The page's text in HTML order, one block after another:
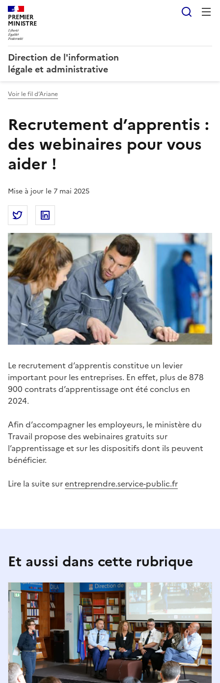
PREMIER
MINISTRE
Direction de l'information
légale et administrative
Voir le fil d’Ariane
Recrutement d’apprentis :
des webinaires pour vous
aider !
Mise à jour le 7 mai 2025
Partager la page
Partager Recrutement d’apprentis : des
Le recrutement d’apprentis constitue un levier
important pour les entreprises. En effet, plus de 878
900 contrats d’apprentissage ont été conclus en
2024.
Afin d’accompagner les employeurs, le ministère du
Travail propose des webinaires gratuits sur
l’apprentissage et sur les dispositifs dont ils peuvent
bénéficier.
Lire la suite surentreprendre.service-public.fr
Et aussi dans cette rubrique